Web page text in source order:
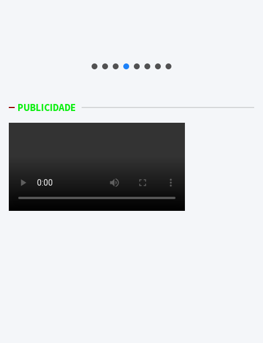
PUBLICIDADE